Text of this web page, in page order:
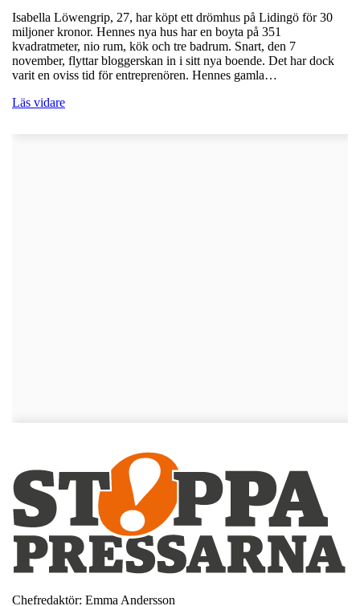
Isabella Löwengrip, 27, har köpt ett drömhus på Lidingö för 30
miljoner kronor. Hennes nya hus har en boyta på 351
kvadratmeter, nio rum, kök och tre badrum. Snart, den 7
november, flyttar bloggerskan in i sitt nya boende. Det har dock
varit en oviss tid för entreprenören. Hennes gamla…
Läs vidare
Chefredaktör: Emma Andersson